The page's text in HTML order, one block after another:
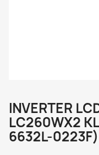
INVERTER
LC260WX2
6632L-0223F)